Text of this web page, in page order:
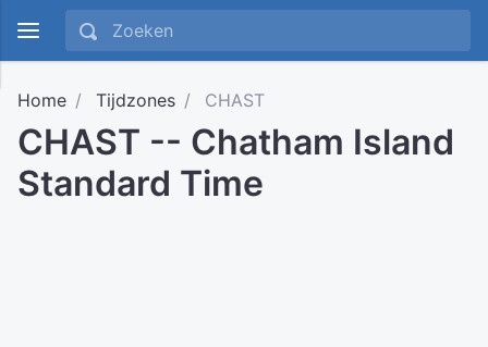
Home Tijdzones CHAST
CHAST -- Chatham Island
Standard Time